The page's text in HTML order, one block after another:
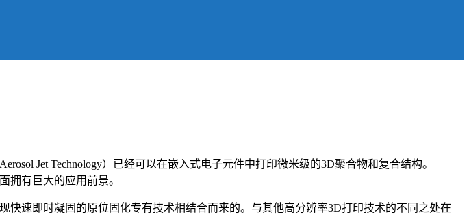
Jet Technology）已经可以在嵌入式电子元件中打印微米级的3D聚合物和复合结构。
拥有巨大的应用前景。
速即时凝固的原位固化专有技术相结合而来的。与其他高分辨率3D打印技术的不同之处在